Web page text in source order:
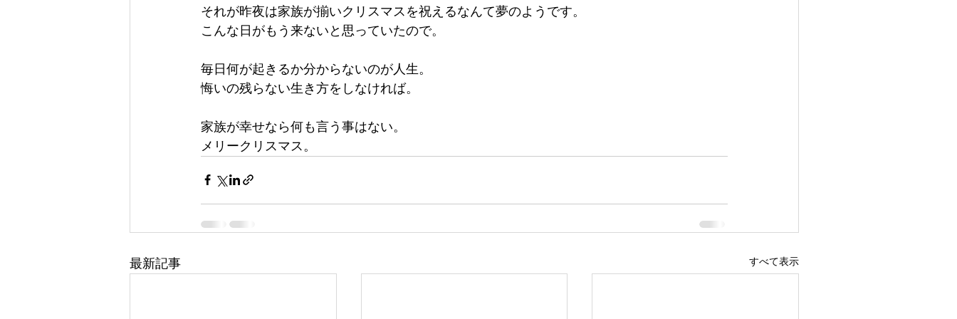
それが昨夜は家族が揃いクリスマスを祝えるなんて夢のようです。
こんな日がもう来ないと思っていたので。
毎日何が起きるか分からないのが人生。
悔いの残らない生き方をしなければ。
家族が幸せなら何も言う事はない。
メリークリスマス。
最新記事 すべて表示